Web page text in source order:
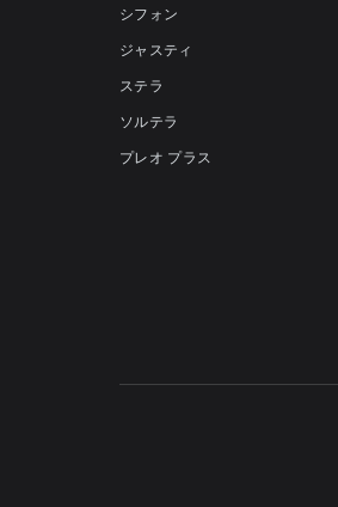
シフォン
ジャスティ
ステラ
ソルテラ
プレオ プラス